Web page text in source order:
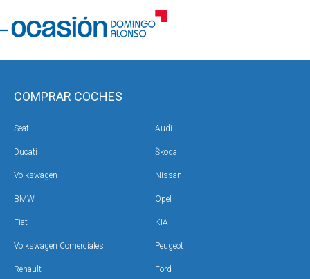
COMPRAR COCHES
Seat Audi
Ducati Škoda
Volkswagen Nissan
BMW Opel
Fiat KIA
Volkswagen Comerciales Peugeot
Renault Ford